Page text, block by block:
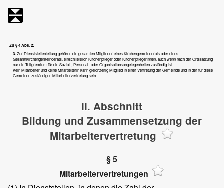
Zu § 4 Abs. 2:
3.Zur Dienststellenleitung gehören die gesamten Mitglieder eines Kirchengemeinderats oder eines
Gesamtkirchengemeinderats, einschließlich Kirchenpfleger oder Kirchenpflegerinnen, auch wenn nach der Ortssatzung
nur ein Teilgremium für die Sozial-, Personal- oder Organisationsangelegenheiten zuständig ist.
Kein Mitarbeiter und keine Mitarbeiterin kann gleichzeitig Mitglied in einer Vertretung der Gemeinde und in der für diese
Gemeinde zuständigen Mitarbeitervertretung sein.
II. Abschnitt
Bildung und Zusammensetzung der
Mitarbeitervertretung
§ 5
Mitarbeitervertretungen